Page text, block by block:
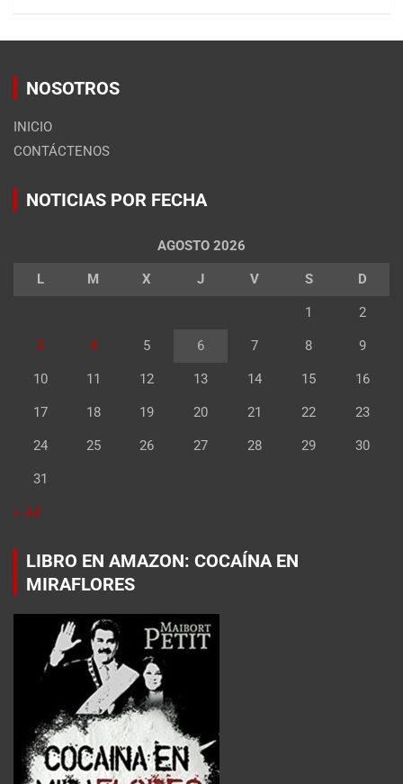
NOSOTROS
INICIO
CONTÁCTENOS
NOTICIAS POR FECHA
AGOSTO 2026
L M X J V S D
1 2
3 4 5 6 7 8 9
10 11 12 13 14 15 16
17 18 19 20 21 22 23
24 25 26 27 28 29 30
31
« Jul
LIBRO EN AMAZON: COCAÍNA EN
MIRAFLORES